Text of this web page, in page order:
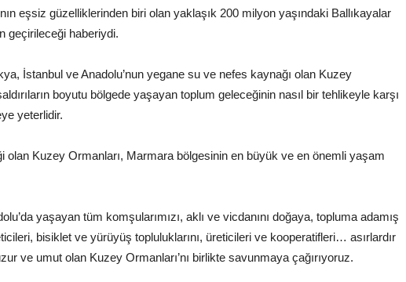
eşsiz güzelliklerinden biri olan yaklaşık 200 milyon yaşındaki Ballıkayalar
geçirileceği haberiydi.
İstanbul ve Anadolu’nun yegane su ve nefes kaynağı olan Kuzey
boyutu bölgede yaşayan toplum geleceğinin nasıl bir tehlikeyle karşı
yeterlidir.
olan Kuzey Ormanları, Marmara bölgesinin en büyük ve en önemli yaşam
yaşayan tüm komşularımızı, aklı ve vicdanını doğaya, topluma adamış
bisiklet ve yürüyüş topluluklarını, üreticileri ve kooperatifleri… asırlardır
ve umut olan Kuzey Ormanları’nı birlikte savunmaya çağırıyoruz.